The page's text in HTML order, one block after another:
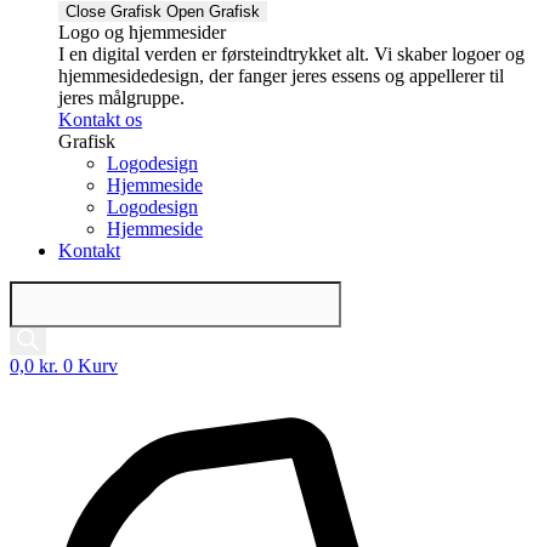
Close Grafisk Open Grafisk
Logo og hjemmesider
I en digital verden er førsteindtrykket alt. Vi skaber logoer og
hjemmesidedesign, der fanger jeres essens og appellerer til
jeres målgruppe.
Kontakt os
Grafisk
Logodesign
Hjemmeside
Logodesign
Hjemmeside
Kontakt
Products
0,0 kr. 0 Kurv